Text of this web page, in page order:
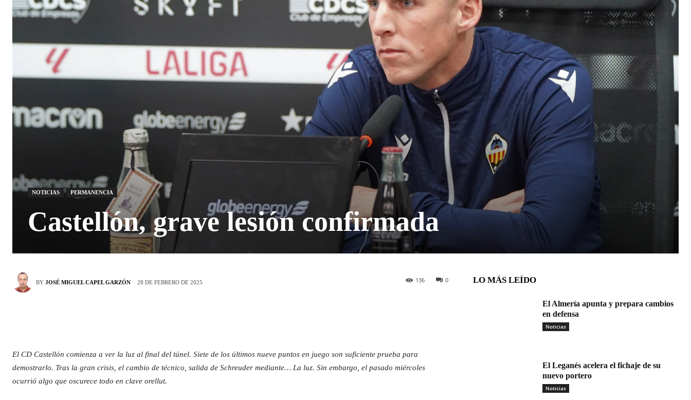
NOTICIAS PERMANENCIA
Castellón, grave lesión confirmada
BY JOSÉ MIGUEL CAPEL GARZÓN 28 DE FEBRERO DE 2025 0
136
El CD Castellón comienza a ver la luz al final del túnel. Siete de los últimos nueve puntos en juego son suficiente prueba para
demostrarlo. Tras la gran crisis, el cambio de técnico, salida de Schreuder mediante… La luz. Sin embargo, el pasado miércoles
ocurrió algo que oscurece todo en clave orellut.
LO MÁS LEÍDO
El Almería apunta y prepara cambios
en defensa
Noticias
El Leganés acelera el fichaje de su
nuevo portero
Noticias